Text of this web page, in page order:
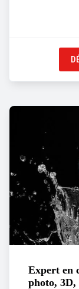
Expert en
photo,